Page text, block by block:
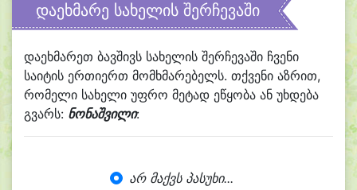
დაეხმარე სახელის შერჩევაში
დაეხმარეთ ბავშივს სახელის შერჩევაში ჩვენი
საიტის ერთიერთ მომხმარებელს. თქვენი აზრით,
რომელი სახელი უფრო მეტად ეწყობა ან უხდება
გვარს: ნონაშვილი:
არ მაქვს პასუხი...